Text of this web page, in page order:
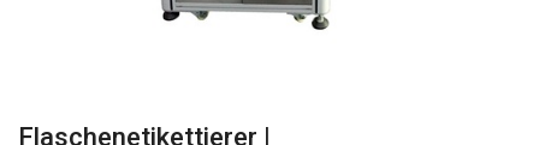
Flaschenetikettierer |